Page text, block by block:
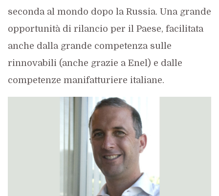
seconda al mondo dopo la Russia. Una grande
opportunità di rilancio per il Paese, facilitata
anche dalla grande competenza sulle
rinnovabili (anche grazie a Enel) e dalle
competenze manifatturiere italiane.